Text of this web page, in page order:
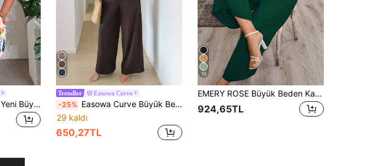
Slaydiva İlkbahar/Yaz Yeni Büyük Beden Çok Yönlü Günlük Her Şeyle Uyumlu Plaj Kısa Kollu Tulum/Kadın Tulumu/Bohem/Müzik Festivali/Paskalya/Aziz Patrick Günü/Batı Tarzı/Göçebe Tarzı/Doğum Günü Partisi/Mezuniyet/Günlük Rahat Kıyafet/Tatil/Seyahat/Plaj/Güneşlenme/Sevgililer Günü/Moda Influencer Tarzı/İşe Gidiş Geliş Tarzı/Yaz Çiçek Desenleri
Trendler Easowa Curve
-25% Easowa Curve Büyük Beden Yazlık Günlük Düz Renk Askısız Tulum
29 kaldı
650,27TL
10
EMERY ROSE Büyük Beden Kadın Yazlık Düz Renk Surplice V Yaka Kısa Kollu Bol Tulum
924,65TL